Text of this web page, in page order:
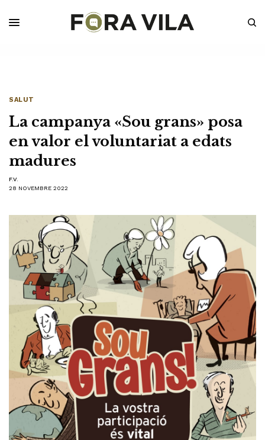
SALUT
La campanya «Sou grans» posa
en valor el voluntariat a edats
madures
F.V.
28 NOVEMBRE 2022